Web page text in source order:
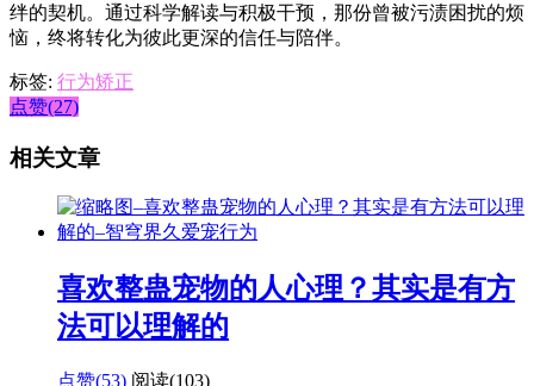
绊的契机。通过科学解读与积极干预，那份曾被污渍困扰的烦
恼，终将转化为彼此更深的信任与陪伴。
标签: 行为矫正
点赞(27)
相关文章
喜欢整蛊宠物的人心理？其实是有方
法可以理解的
点赞(53) 阅读(103)